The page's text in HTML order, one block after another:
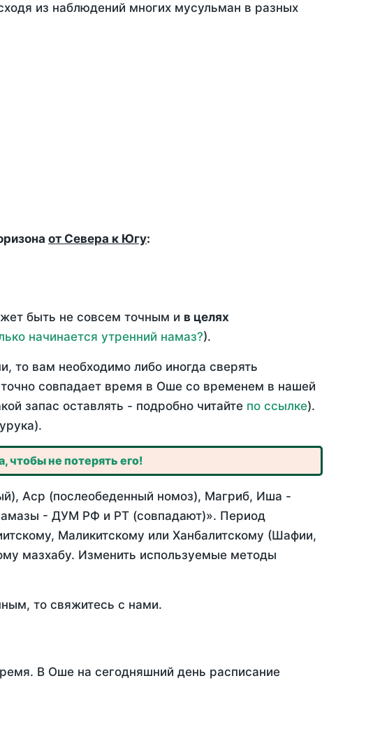
из наблюдений многих мусульман в разных
от Севера к Югу:
быть не совсем точным и в целях
начинается утренний намаз?).
то вам необходимо либо иногда сверять
точно совпадает время в Оше со временем в нашей
запас оставлять - подробно читайте по ссылке).
чтобы не потерять его!
Аср (послеобеденный номоз), Магриб, Иша -
- ДУМ РФ и РТ (совпадают)». Период
Маликитскому или Ханбалитскому (Шафии,
мазхабу. Изменить используемые методы
то свяжитесь с нами.
В Оше на сегодняшний день расписание